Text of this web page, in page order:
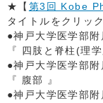
★【 第3回 Kobe
タイトルをクリッ
●神戸大学医学部
『 四肢と脊柱(理
●神戸大学医学部
『 腹部 』
●神戸大学医学部